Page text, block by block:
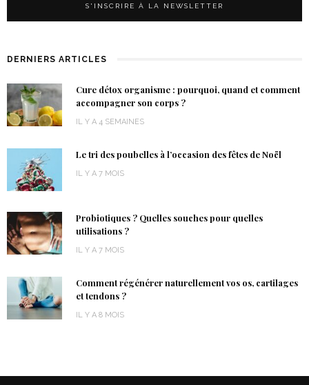
DERNIERS ARTICLES
Cure détox organisme : pourquoi, quand et comment
accompagner son corps ?
IL Y A 4 SEMAINES
Le tri des poubelles à l’occasion des fêtes de Noël
IL Y A 7 MOIS
Probiotiques ? Quelles souches pour quelles
utilisations ?
IL Y A 7 MOIS
Comment régénérer naturellement vos os, cartilages
et tendons ?
IL Y A 8 MOIS